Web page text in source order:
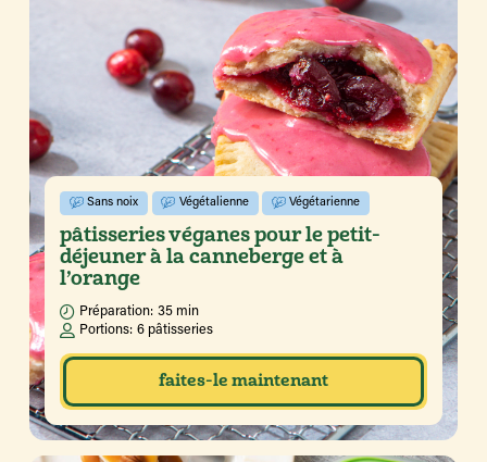
Sans noix Végétalienne Végétarienne
pâtisseries véganes pour le petit-
déjeuner à la canneberge et à
l’orange
Préparation: 35 min
Portions: 6 pâtisseries
faites-le maintenant